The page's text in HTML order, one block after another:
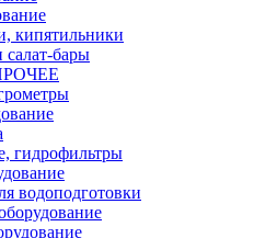
кипятильники
бары
гидрофильтры
водоподготовки